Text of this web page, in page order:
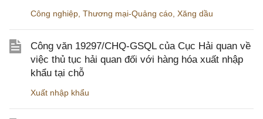
Công nghiệp Thương mại-Quảng cáo Xăng dầu
Công văn 19297/CHQ-GSQL của Cục Hải quan về
việc thủ tục hải quan đối với hàng hóa xuất nhập
khẩu tại chỗ
Xuất nhập khẩu